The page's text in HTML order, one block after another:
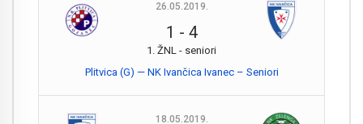
26.05.2019.
1 - 4
1. ŽNL - seniori
Plitvica (G) — NK Ivančica Ivanec – Seniori
18.05.2019.